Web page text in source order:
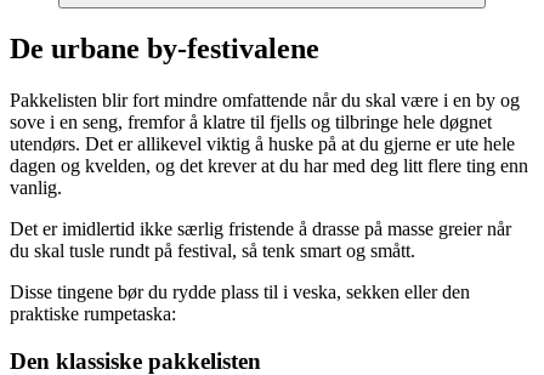
De urbane by-festivalene
Pakkelisten blir fort mindre omfattende når du skal være i en by og
sove i en seng, fremfor å klatre til fjells og tilbringe hele døgnet
utendørs. Det er allikevel viktig å huske på at du gjerne er ute hele
dagen og kvelden, og det krever at du har med deg litt flere ting enn
vanlig.
Det er imidlertid ikke særlig fristende å drasse på masse greier når
du skal tusle rundt på festival, så tenk smart og smått.
Disse tingene bør du rydde plass til i veska, sekken eller den
praktiske rumpetaska:
Den klassiske pakkelisten